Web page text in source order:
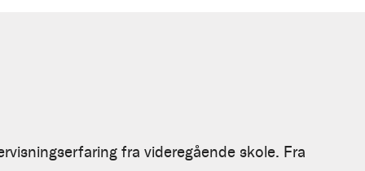
fra videregående skole. Fra